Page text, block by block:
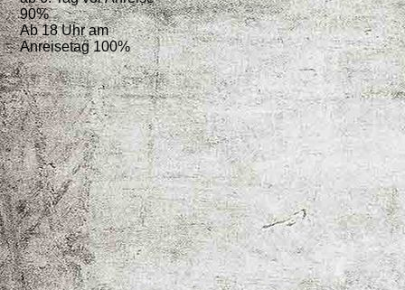
90%
Ab 18 Uhr am
Anreisetag 100%